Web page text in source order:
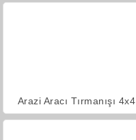
Arazi Aracı Tırmanışı 4x4